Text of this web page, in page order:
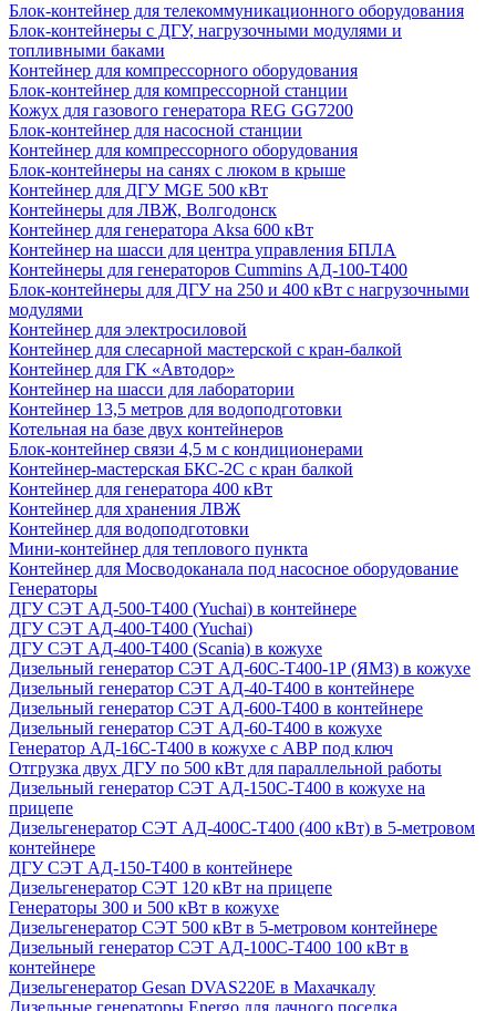
Блок-контейнер для телекоммуникационного оборудования
Блок-контейнеры с ДГУ, нагрузочными модулями и
топливными баками
Контейнер для компрессорного оборудования
Блок-контейнер для компрессорной станции
Кожух для газового генератора REG GG7200
Блок-контейнер для насосной станции
Контейнер для компрессорного оборудования
Блок-контейнеры на санях с люком в крыше
Контейнер для ДГУ MGE 500 кВт
Контейнеры для ЛВЖ, Волгодонск
Контейнер для генератора Aksa 600 кВт
Контейнер на шасси для центра управления БПЛА
Контейнеры для генераторов Cummins АД-100-Т400
Блок-контейнеры для ДГУ на 250 и 400 кВт с нагрузочными
модулями
Контейнер для электросиловой
Контейнер для слесарной мастерской с кран-балкой
Контейнер для ГК «Автодор»
Контейнер на шасси для лаборатории
Контейнер 13,5 метров для водоподготовки
Котельная на базе двух контейнеров
Блок-контейнер связи 4,5 м с кондиционерами
Контейнер-мастерская БКС-2С с кран балкой
Контейнер для генератора 400 кВт
Контейнер для хранения ЛВЖ
Контейнер для водоподготовки
Мини-контейнер для теплового пункта
Контейнер для Мосводоканала под насосное оборудование
Генераторы
ДГУ СЭТ АД-500-Т400 (Yuchai) в контейнере
ДГУ СЭТ АД-400-Т400 (Yuchai)
ДГУ СЭТ АД-400-Т400 (Scania) в кожухе
Дизельный генератор СЭТ АД-60С-Т400-1Р (ЯМЗ) в кожухе
Дизельный генератор СЭТ АД-40-Т400 в контейнере
Дизельный генератор СЭТ АД-600-Т400 в контейнере
Дизельный генератор СЭТ АД-60-Т400 в кожухе
Генератор АД-16С-Т400 в кожухе с АВР под ключ
Отгрузка двух ДГУ по 500 кВт для параллельной работы
Дизельный генератор СЭТ АД-150С-Т400 в кожухе на
прицепе
Дизельгенератор СЭТ АД-400С-Т400 (400 кВт) в 5-метровом
контейнере
ДГУ СЭТ АД-150-Т400 в контейнере
Дизельгенератор СЭТ 120 кВт на прицепе
Генераторы 300 и 500 кВт в кожухе
Дизельгенератор СЭТ 500 кВт в 5-метровом контейнере
Дизельный генератор СЭТ АД-100С-Т400 100 кВт в
контейнере
Дизельгенератор Gesan DVAS220E в Махачкалу
Дизельные генераторы Energo для дачного поселка